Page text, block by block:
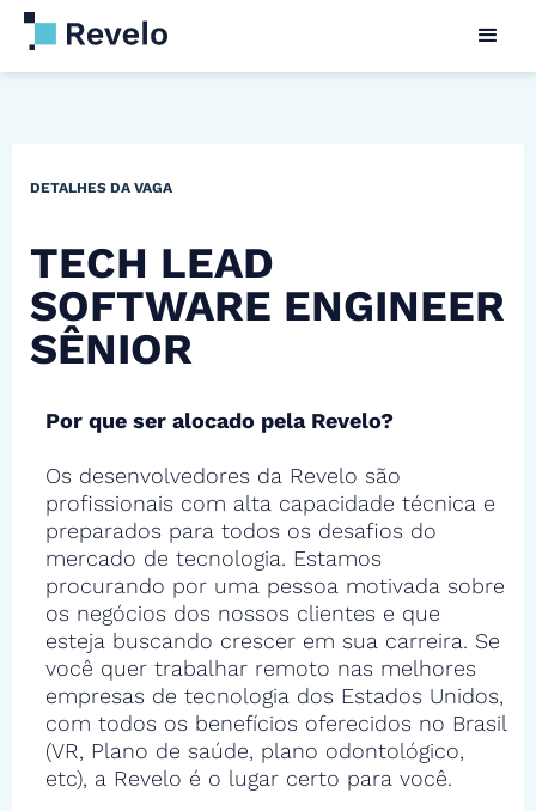
DETALHES DA VAGA
TECH LEAD
SOFTWARE ENGINEER
SÊNIOR
Por que ser alocado pela Revelo?
Os desenvolvedores da Revelo são
profissionais com alta capacidade técnica e
preparados para todos os desafios do
mercado de tecnologia. Estamos
procurando por uma pessoa motivada sobre
os negócios dos nossos clientes e que
esteja buscando crescer em sua carreira. Se
você quer trabalhar remoto nas melhores
empresas de tecnologia dos Estados Unidos,
com todos os benefícios oferecidos no Brasil
(VR, Plano de saúde, plano odontológico,
etc), a Revelo é o lugar certo para você.